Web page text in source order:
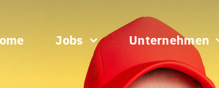
Jobs Unternehmen